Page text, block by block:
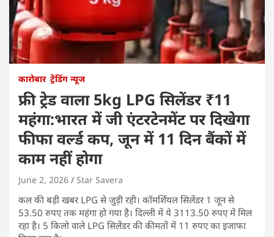
कारोबार ट्रेंडिंग न्यूज
फ्री ट्रेड वाला 5kg LPG सिलेंडर ₹11
महंगा:भारत में जी एंटरटेनमेंट पर दिखेगा
फीफा वर्ल्ड कप, जून में 11 दिन बैंकों में
काम नहीं होगा
June 2, 2026 Star Savera
कल की बड़ी खबर LPG से जुड़ी रही। कॉमर्शियल सिलेंडर 1 जून से
53.50 रुपए तक महंगा हो गया है। दिल्ली में ये 3113.50 रुपए में मिल
रहा है। 5 किलो वाले LPG सिलेंडर की कीमतों में 11 रुपए का इजाफा